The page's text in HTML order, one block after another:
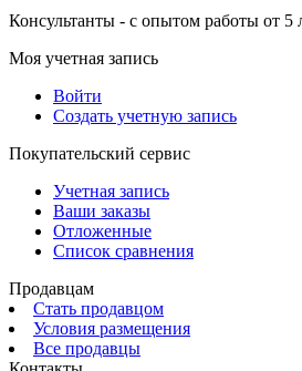
Консультанты - с опытом работы от 5
Моя учетная запись
Войти
Создать учетную запись
Покупательский сервис
Учетная запись
Ваши заказы
Отложенные
Список сравнения
Продавцам
Стать продавцом
Условия размещения
Все продавцы